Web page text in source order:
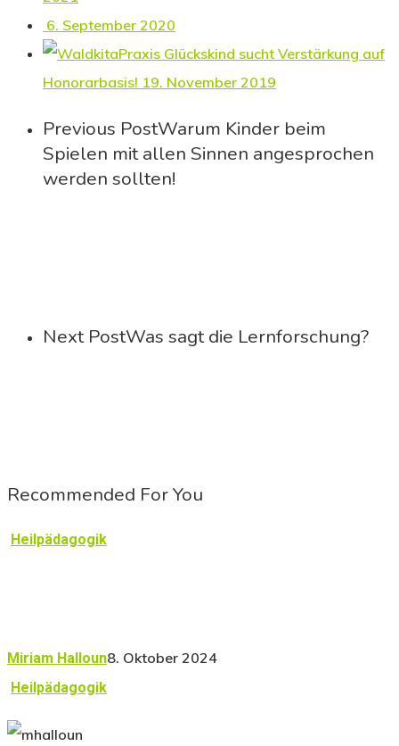
6. September 2020
Praxis Glückskind sucht Verstärkung auf
Honorarbasis! 19. November 2019
Previous PostWarum Kinder beim
Spielen mit allen Sinnen angesprochen
werden sollten!
Next PostWas sagt die Lernforschung?
Recommended For You
Heilpädagogik
Miriam Halloun8. Oktober 2024
Heilpädagogik